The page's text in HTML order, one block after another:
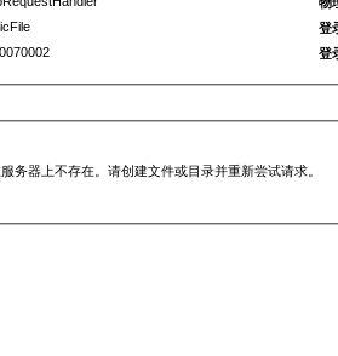
登
登
务器上不存在。请创建文件或目录并重新尝试请求。